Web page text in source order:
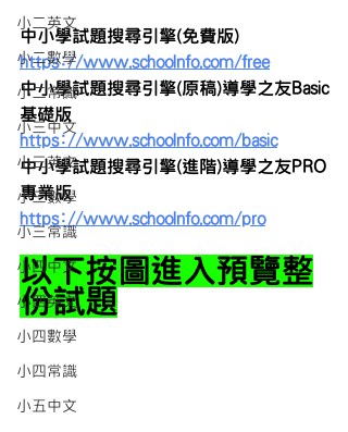
小二英文
小二數學
小二常識
小三中文
小三英文
小三數學
小三常識
小四中文
小四英文
小四數學
小四常識
小五中文
中小學試題搜尋引擎(免費版)
https://www.schoolnfo.com/free
中小學試題搜尋引擎(原稿)導學之友Basic
基礎版
https://www.schoolnfo.com/basic
中小學試題搜尋引擎(進階)導學之友PRO
專業版
https://www.schoolnfo.com/pro
以下按圖進入預覽整
份試題